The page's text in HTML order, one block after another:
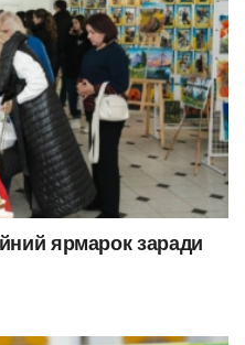
ярмарок заради